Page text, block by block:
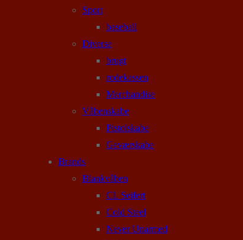
Sport
baseball
Diverse
brugt
rodekassen
Merchandise
Våbenskabe
Pistolskabe
Geværskabe
Brands
Blankvåben
CL Seifert
Cold Steel
Never Unarmed